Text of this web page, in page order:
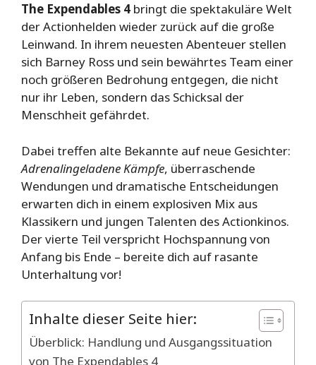
The Expendables 4 bringt die spektakuläre Welt
der Actionhelden wieder zurück auf die große
Leinwand. In ihrem neuesten Abenteuer stellen
sich Barney Ross und sein bewährtes Team einer
noch größeren Bedrohung entgegen, die nicht
nur ihr Leben, sondern das Schicksal der
Menschheit gefährdet.
Dabei treffen alte Bekannte auf neue Gesichter:
Adrenalingeladene Kämpfe, überraschende
Wendungen und dramatische Entscheidungen
erwarten dich in einem explosiven Mix aus
Klassikern und jungen Talenten des Actionkinos.
Der vierte Teil verspricht Hochspannung von
Anfang bis Ende – bereite dich auf rasante
Unterhaltung vor!
Inhalte dieser Seite hier:
Überblick: Handlung und Ausgangssituation
von The Expendables 4